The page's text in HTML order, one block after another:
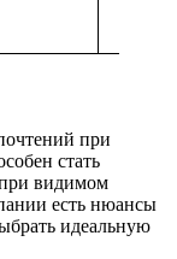
при
стать
видимом
есть нюансы
идеальную